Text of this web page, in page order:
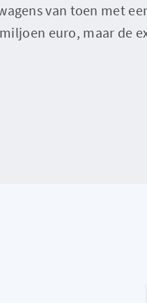
van toen met
euro, maar de